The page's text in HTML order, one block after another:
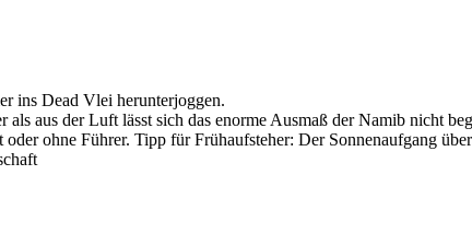
ins Dead Vlei herunterjoggen.
aus der Luft lässt sich das enorme Ausmaß der Namib nicht
ohne Führer. Tipp für Frühaufsteher: Der Sonnenaufgang